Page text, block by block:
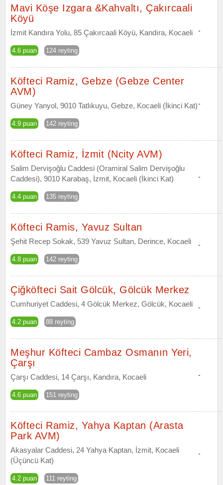
Mavi Köşe Izgara &Kahvaltı, Çakırcaali
Köyü
İzmit Kandıra Yolu, 85 Çakırcaali Köyü, Kandıra, Kocaeli
4.6 puan 124 reyting
-
Köfteci Ramiz, Gebze (Gebze Center
AVM)
Güney Yanyol, 9010 Tatlıkuyu, Gebze, Kocaeli (İkinci Kat)
4.9 puan 142 reyting
-
Köfteci Ramiz, İzmit (Ncity AVM)
Salim Dervişoğlu Caddesi (Oramiral Salim Dervişoğlu
Caddesi), 9010 Karabaş, İzmit, Kocaeli (İkinci Kat)
4.4 puan 135 reyting
-
Köfteci Ramis, Yavuz Sultan
Şehit Recep Sokak, 539 Yavuz Sultan, Derince, Kocaeli
4.8 puan 142 reyting
-
Çiğköfteci Sait Gölcük, Gölcük Merkez
Cumhuriyet Caddesi, 4 Gölcük Merkez, Gölcük, Kocaeli
4.2 puan 88 reyting
-
Meşhur Köfteci Cambaz Osmanın Yeri,
Çarşı
Çarşı Caddesi, 14 Çarşı, Kandıra, Kocaeli
4.6 puan 151 reyting
-
Köfteci Ramiz, Yahya Kaptan (Arasta
Park AVM)
Akasyalar Caddesi, 24 Yahya Kaptan, İzmit, Kocaeli
(Üçüncü Kat)
4.2 puan 111 reyting
-